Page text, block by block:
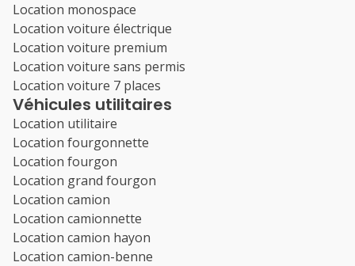
Location monospace
Location voiture électrique
Location voiture premium
Location voiture sans permis
Location voiture 7 places
Véhicules utilitaires
Location utilitaire
Location fourgonnette
Location fourgon
Location grand fourgon
Location camion
Location camionnette
Location camion hayon
Location camion-benne